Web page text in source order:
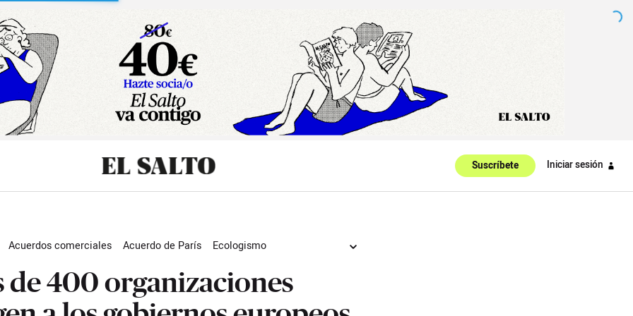
Suscríbete Iniciar sesión
Acuerdos comerciales Acuerdo de París
Ecologismo
de 400 organizaciones